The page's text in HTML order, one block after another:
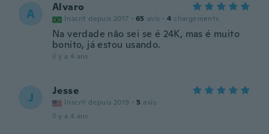
A Alvaro
Inscrit depuis 2017 · 65 avis · 4 chargements
Na verdade não sei se é 24K, mas é muito
bonito, já estou usando.
il y a 4 ans
J Jesse
Inscrit depuis 2019 · 5 avis
il y a 4 ans